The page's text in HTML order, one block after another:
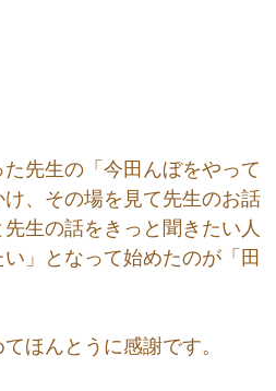
先生の「今田んぼをやって
、その場を見て先生のお話
生の話をきっと聞きたい人
」となって始めたのが「田
ほんとうに感謝です。